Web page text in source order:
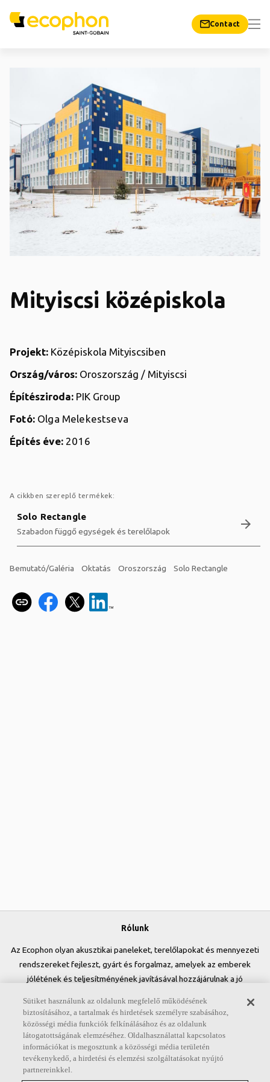
Contact
Mityiscsi középiskola
Projekt: Középiskola Mityiscsiben
Ország/város: Oroszország / Mityiscsi
Építésziroda: PIK Group
Fotó: Olga Melekestseva
Építés éve:2016
A cikkben szereplő termékek:
Solo Rectangle
Szabadon függő egységek és terelőlapok arrow_forward
Bemutató/Galéria Oktatás Oroszország Solo Rectangle
Rólunk
Az Ecophon olyan akusztikai paneleket, terelőlapokat és mennyezeti
rendszereket fejleszt, gyárt és forgalmaz, amelyek az emberek
jólétének és teljesítményének javításával hozzájárulnak a jó
people” minden tevékenységünkben központi szerepet játszik.
Kövessen minket
Sütiket használunk az oldalunk megfelelő működésének
biztosításához, a tartalmak és hirdetések személyre szabásához,
közösségi média funkciók felkínálásához és az oldalunk
látogatottságának elemzéséhez. Oldalhasználattal kapcsolatos
információkat is megosztunk a közösségi média területén
tevékenykedő, a hirdetési és elemzési szolgáltatásokat nyújtó
partnereinkkel.